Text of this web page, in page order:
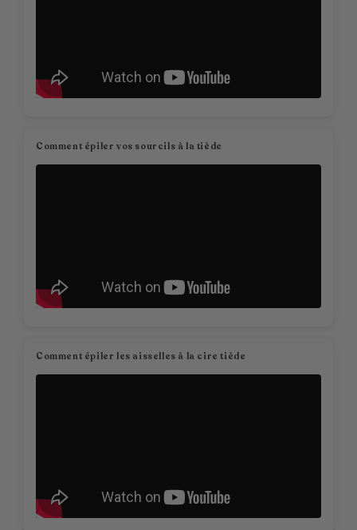
Comment épiler vos sourcils à la tiède
Comment épiler les aisselles à la cire tiède